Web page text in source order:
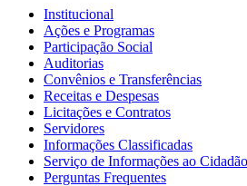
Institucional
Ações e Programas
Participação Social
Auditorias
Convênios e Transferências
Receitas e Despesas
Licitações e Contratos
Servidores
Informações Classificadas
Serviço de Informações ao
Perguntas Frequentes